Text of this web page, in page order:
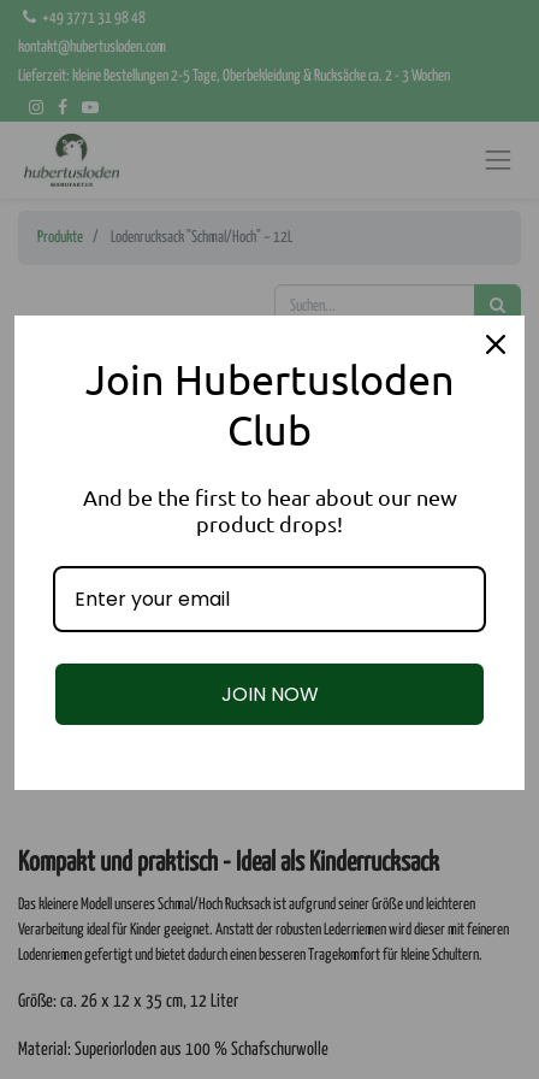
+49 3771 31 98 48
kontakt@hubertusloden.com
Lieferzeit: kleine Bestellungen 2-5 Tage, Oberbekleidung & Rucksäcke ca. 2 - 3 Wochen
Produkte Lodenrucksack "Schmal/Hoch" – 12L
Kompakt und praktisch - Ideal als Kinderrucksack
Das kleinere Modell unseres Schmal/Hoch Rucksack ist aufgrund seiner Größe und leichteren
Verarbeitung ideal für Kinder geeignet. Anstatt der robusten Lederriemen wird dieser mit feineren
Lodenriemen gefertigt und bietet dadurch einen besseren Tragekomfort für kleine Schultern.
Größe: ca. 26 x 12 x 35 cm, 12 Liter
Material: Superiorloden aus 100 % Schafschurwolle
Join Hubertusloden
Club
And be the first to hear about our new
product drops!
JOIN NOW